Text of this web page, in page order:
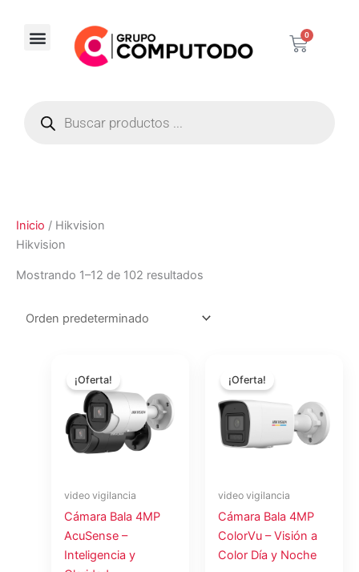
contenido
0
Carrito
productos
Inicio / Hikvision
Hikvision
Mostrando 1–12 de 102 resultados
¡Oferta!
video vigilancia
Cámara Bala 4MP
AcuSense –
Inteligencia y
precio
original
era:
$149.97.
es:
$134.03.
¡Oferta!
video vigilancia
Cámara Bala 4MP
ColorVu – Visión a
Color Día y Noche
precio
original
era:
es:
$105.56.